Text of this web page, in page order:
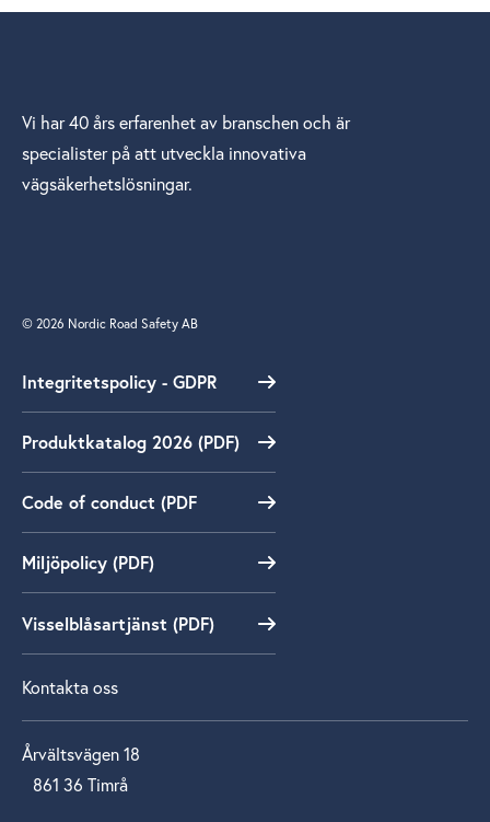
Vi har 40 års erfarenhet av branschen och är
specialister på att utveckla innovativa
vägsäkerhetslösningar.
© 2026 Nordic Road Safety AB
Integritetspolicy - GDPR
Produktkatalog 2026 (PDF)
Code of conduct (PDF
Miljöpolicy (PDF)
Visselblåsartjänst (PDF)
Kontakta oss
Årvältsvägen 18
861 36 Timrå